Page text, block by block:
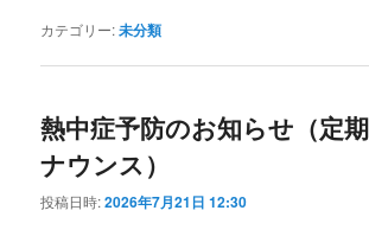
カテゴリー:未分類
熱中症予防のお知らせ（定
ナウンス）
投稿日時:2026年7月21日 12:30